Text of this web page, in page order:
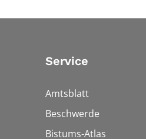
Service
Amtsblatt
Beschwerde
Bistums-Atlas